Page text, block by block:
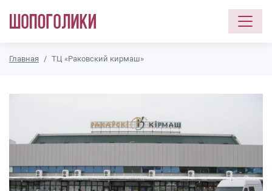
Главная ТЦ «Раковский кирмаш»